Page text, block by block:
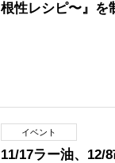
根性レシピ〜』を
イベント
11/17ラー油、12/